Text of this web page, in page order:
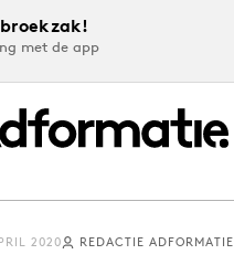
met de app
2020 REDACTIE ADFORMATIE